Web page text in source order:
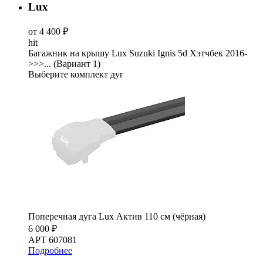
Lux
от 4 400 ₽
hit
Багажник на крышу Lux Suzuki Ignis 5d Хэтчбек 2016-
>>>... (Вариант 1)
Выберите комплект дуг
Поперечная дуга Lux Актив 110 см (чёрная)
6 000 ₽
АРТ 607081
Подробнее